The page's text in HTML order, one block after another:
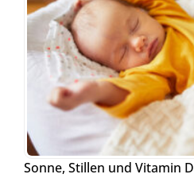
Sonne, Stillen und Vitamin D